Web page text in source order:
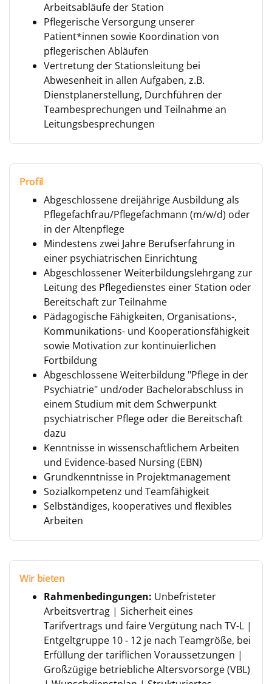
Arbeitsabläufe der Station
Pflegerische Versorgung unserer
Patient*innen sowie Koordination von
pflegerischen Abläufen
Vertretung der Stationsleitung bei
Abwesenheit in allen Aufgaben, z.B.
Dienstplanerstellung, Durchführen der
Teambesprechungen und Teilnahme an
Leitungsbesprechungen
Profil
Abgeschlossene dreijährige Ausbildung als
Pflegefachfrau/Pflegefachmann (m/w/d) oder
in der Altenpflege
Mindestens zwei Jahre Berufserfahrung in
einer psychiatrischen Einrichtung
Abgeschlossener Weiterbildungslehrgang zur
Leitung des Pflegedienstes einer Station oder
Bereitschaft zur Teilnahme
Pädagogische Fähigkeiten, Organisations-,
Kommunikations- und Kooperationsfähigkeit
sowie Motivation zur kontinuierlichen
Fortbildung
Abgeschlossene Weiterbildung "Pflege in der
Psychiatrie" und/oder Bachelorabschluss in
einem Studium mit dem Schwerpunkt
psychiatrischer Pflege oder die Bereitschaft
dazu
Kenntnisse in wissenschaftlichem Arbeiten
und Evidence-based Nursing (EBN)
Grundkenntnisse in Projektmanagement
Sozialkompetenz und Teamfähigkeit
Selbständiges, kooperatives und flexibles
Arbeiten
Wir bieten
Rahmenbedingungen: Unbefristeter
Arbeitsvertrag | Sicherheit eines
Tarifvertrags und faire Vergütung nach TV-L |
Entgeltgruppe 10 - 12 je nach Teamgröße, bei
Erfüllung der tariflichen Voraussetzungen |
Großzügige betriebliche Altersvorsorge (VBL)